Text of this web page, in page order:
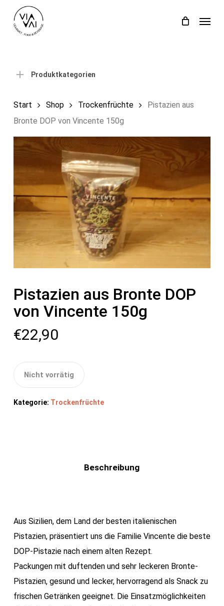
Einkaufswagen Close
Produktkategorien
Start Shop Trockenfrüchte
Pistazien aus
Bronte DOP von Vincente 150g
Pistazien aus Bronte DOP
von Vincente 150g
€22,90
Nicht vorrätig
Kategorie: Trockenfrüchte
Beschreibung
Aus Sizilien, dem Land der besten italienischen
Pistazien, präsentiert uns die Familie Vincente die beste
DOP-Pistazie nach einem alten Rezept.
Packungen mit duftenden und sehr leckeren Bronte-
Pistazien, gesund und lecker, hervorragend als Snack zu
frischen Getränken geeignet. Die Einsatzmöglichkeiten